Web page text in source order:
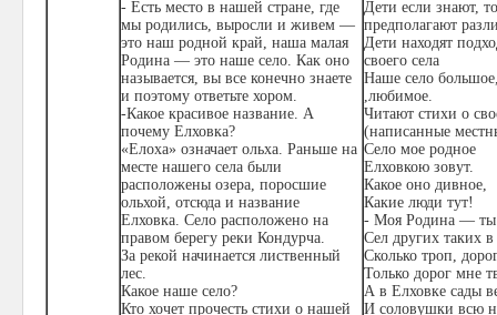
- Есть место в нашей стране, где
мы родились, выросли и живем —
это наш родной край, наша малая
Родина — это наше село. Как оно
называется, вы все конечно знаете
и поэтому ответьте хором.
-Какое красивое название. А
почему Елховка?
«Елоха» означает ольха. Раньше на
месте нашего села были
расположены озера, поросшие
ольхой, отсюда и название
Елховка. Село расположено на
правом берегу реки Кондурча.
За рекой начинается лиственный
лес.
Какое наше село?
Кто хочет прочесть стихи о нашей
Дети если знают,
предполагают
Дети находят
своего села
Наше село
,любимое.
Читают стихи о
(написанные
Село мое родное
Елховкою зовут.
Какое оно дивное,
Какие люди тут!
- Моя Родина — ты
Сел других таких
Сколько троп,
Только дорог мне
А в Елховке сады
И соловушки всю